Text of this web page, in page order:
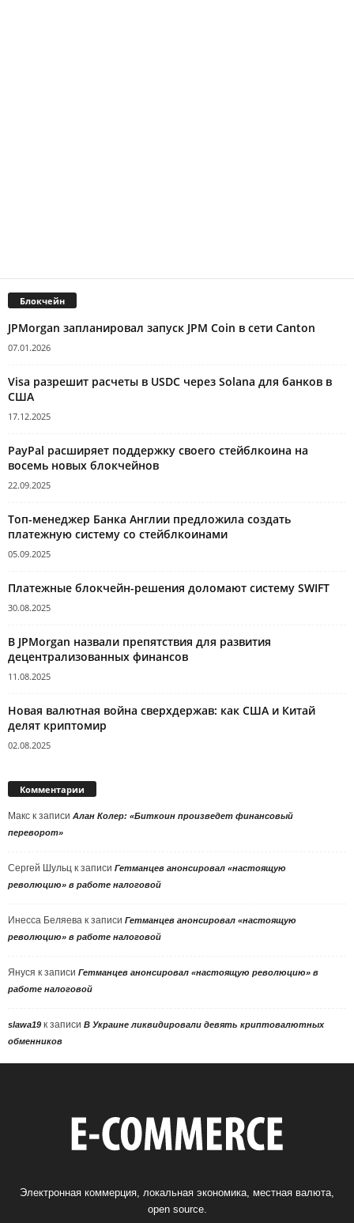
Блокчейн
JPMorgan запланировал запуск JPM Coin в сети Canton
07.01.2026
Visa разрешит расчеты в USDC через Solana для банков в
США
17.12.2025
PayPal расширяет поддержку своего стейблкоина на
восемь новых блокчейнов
22.09.2025
Топ-менеджер Банка Англии предложила создать
платежную систему со стейблкоинами
05.09.2025
Платежные блокчейн-решения доломают систему SWIFT
30.08.2025
В JPMorgan назвали препятствия для развития
децентрализованных финансов
11.08.2025
Новая валютная война сверхдержав: как США и Китай
делят криптомир
02.08.2025
Комментарии
Макс к записи Алан Колер: «Биткоин произведет финансовый
переворот»
Сергей Шульц к записи Гетманцев анонсировал «настоящую
революцию» в работе налоговой
Инесса Беляева к записи Гетманцев анонсировал «настоящую
революцию» в работе налоговой
Януся к записи Гетманцев анонсировал «настоящую революцию» в
работе налоговой
slawa19 к записи В Украине ликвидировали девять криптовалютных
обменников
Электронная коммерция, локальная экономика, местная валюта,
open source.